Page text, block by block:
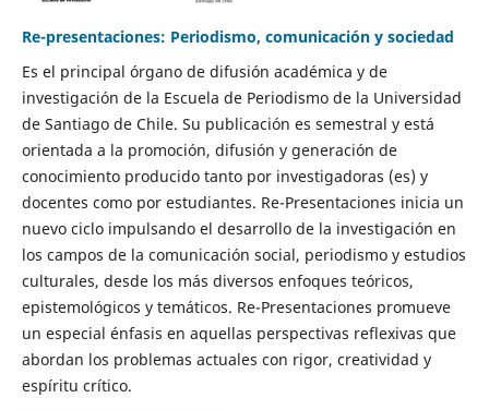
Re-presentaciones: Periodismo, comunicación y sociedad
Es el principal órgano de difusión académica y de
investigación de la Escuela de Periodismo de la Universidad
de Santiago de Chile. Su publicación es semestral y está
orientada a la promoción, difusión y generación de
conocimiento producido tanto por investigadoras (es) y
docentes como por estudiantes. Re-Presentaciones inicia un
nuevo ciclo impulsando el desarrollo de la investigación en
los campos de la comunicación social, periodismo y estudios
culturales, desde los más diversos enfoques teóricos,
epistemológicos y temáticos. Re-Presentaciones promueve
un especial énfasis en aquellas perspectivas reflexivas que
abordan los problemas actuales con rigor, creatividad y
espíritu crítico.